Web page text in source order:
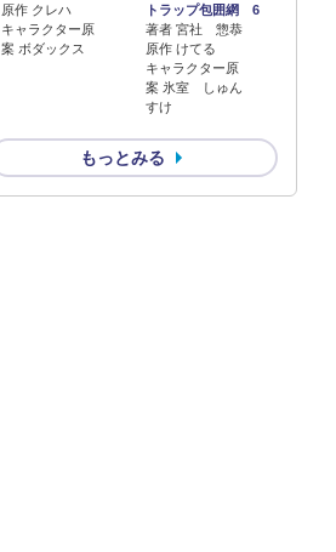
原作 クレハ
キャラクター原
案 ボダックス
トラップ包囲網 6
著者 宮社 惣恭
原作 けてる
キャラクター原
案 氷室 しゅん
すけ
もっとみる